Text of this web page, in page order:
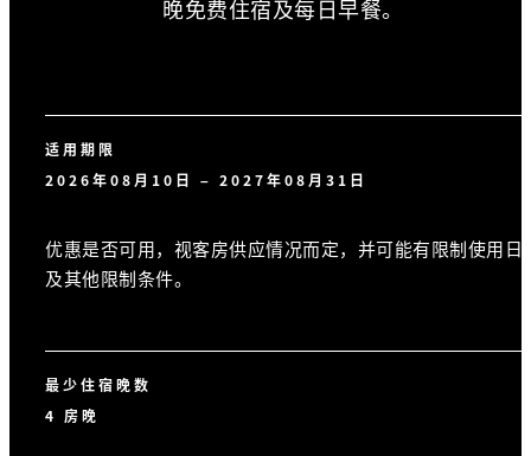
晚免费住宿及每日早餐。
适用期限
2026年08月10日 – 2027年08月31日
优惠是否可用，视客房供应情况而定，并可能有限制使用日
及其他限制条件。
最少住宿晚数
4 房晚